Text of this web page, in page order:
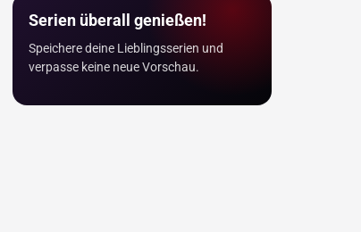
Serien überall genießen!
Speichere deine Lieblingsserien und
verpasse keine neue Vorschau.